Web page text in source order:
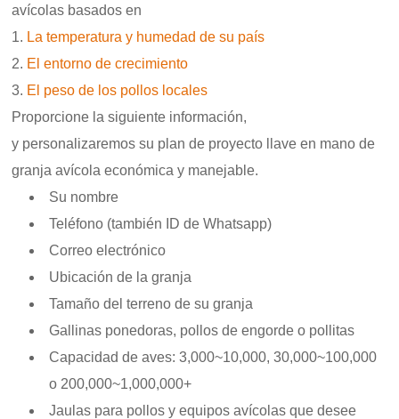
avícolas basados en
La temperatura y humedad de su país
El entorno de crecimiento
El peso de los pollos locales
Proporcione la siguiente información,
y personalizaremos su plan de proyecto llave en mano de
granja avícola económica y manejable.
Su nombre
Teléfono (también ID de Whatsapp)
Correo electrónico
Ubicación de la granja
Tamaño del terreno de su granja
Gallinas ponedoras, pollos de engorde o pollitas
Capacidad de aves: 3,000~10,000, 30,000~100,000
o 200,000~1,000,000+
Jaulas para pollos y equipos avícolas que desee